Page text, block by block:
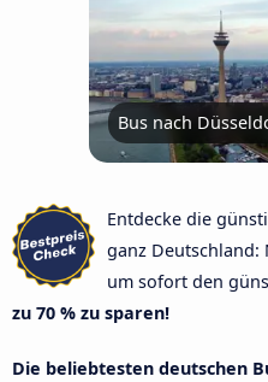
Bus nach
Entdecke die
ganz Deutschland:
um sofort den
zu 70 % zu sparen!
Die beliebtesten deutschen